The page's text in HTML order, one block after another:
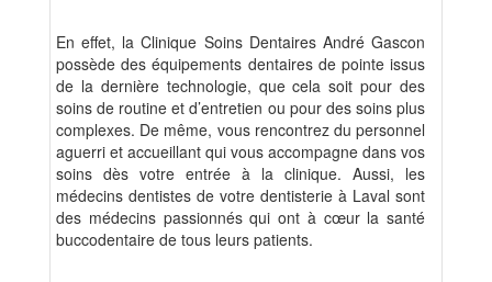
En effet, la Clinique Soins Dentaires André Gascon
possède des équipements dentaires de pointe issus
de la dernière technologie, que cela soit pour des
soins de routine et d’entretien ou pour des soins plus
complexes. De même, vous rencontrez du personnel
aguerri et accueillant qui vous accompagne dans vos
soins dès votre entrée à la clinique. Aussi, les
médecins dentistes de votre dentisterie à Laval sont
des médecins passionnés qui ont à cœur la santé
buccodentaire de tous leurs patients.